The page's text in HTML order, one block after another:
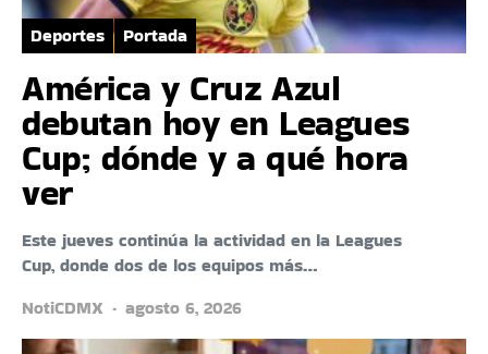
Deportes Portada
América y Cruz Azul
debutan hoy en Leagues
Cup; dónde y a qué hora
ver
Este jueves continúa la actividad en la Leagues
Cup, donde dos de los equipos más…
NotiCDMX
agosto 6, 2026